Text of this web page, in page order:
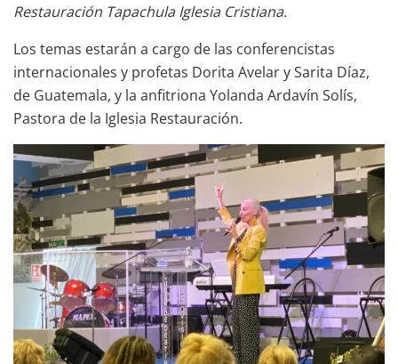
Restauración Tapachula Iglesia Cristiana.
Los temas estarán a cargo de las conferencistas
internacionales y profetas Dorita Avelar y Sarita Díaz,
de Guatemala, y la anfitriona Yolanda Ardavín Solís,
Pastora de la Iglesia Restauración.